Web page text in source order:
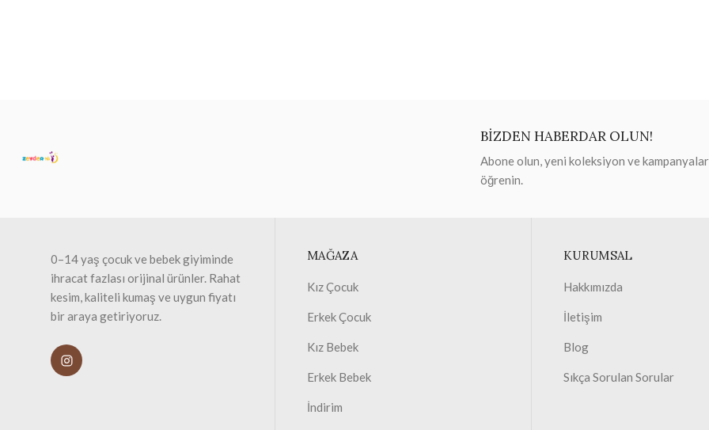
BİZDEN HABERDAR OLUN!
Abone olun, yeni koleksiyon ve
öğrenin.
0–14 yaş çocuk ve bebek giyiminde
ihracat fazlası orijinal ürünler. Rahat
kesim, kaliteli kumaş ve uygun fiyatı
bir araya getiriyoruz.
MAĞAZA
Kız Çocuk
Erkek Çocuk
Kız Bebek
Erkek Bebek
İndirim
KURUMSAL
Hakkımızda
İletişim
Blog
Sıkça Sorulan Sorular